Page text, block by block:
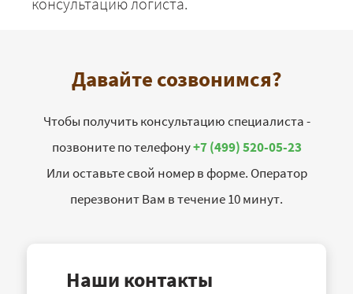
Давайте созвонимся?
Чтобы получить консультацию специалиста -
позвоните по телефону+7 (499) 520-05-23
Или оставьте свой номер в форме. Оператор
перезвонит Вам в течение 10 минут.
Наши контакты